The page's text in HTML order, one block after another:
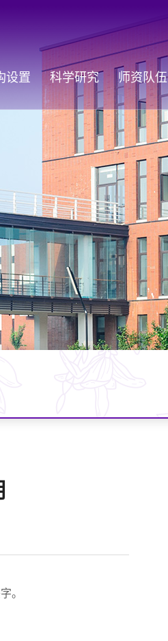
设置 科学研究 师资队伍
。